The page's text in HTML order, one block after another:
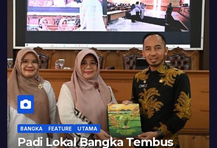
BANGKA FEATURE UTAMA
Padi Lokal Bangka Tembus